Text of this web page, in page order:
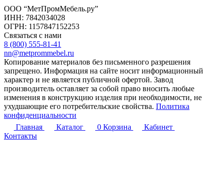
ООО “МетПромМебель.ру”
ИНН: 7842034028
ОГРН: 1157847152253
Связаться с нами
8 (800) 555-81-41
nn@metprommebel.ru
Копирование материалов без письменного разрешения
запрещено. Информация на сайте носит информационный
характер и не является публичной офертой. Завод
производитель оставляет за собой право вносить любые
изменения в конструкцию изделия при необходимости, не
ухудшающие его потребительские свойства. Политика
конфиденциальности
Главная
Каталог 0 Корзина
Кабинет
Контакты